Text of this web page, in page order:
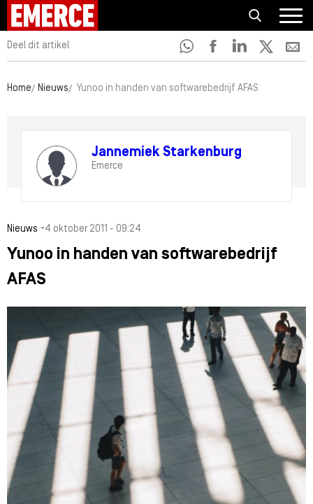
Deel dit artikel
Home Nieuws Yunoo in handen van softwarebedrijf AFAS
Jannemiek Starkenburg
Emerce
Nieuws -4 oktober 2011 - 09:24
Yunoo in handen van softwarebedrijf
AFAS